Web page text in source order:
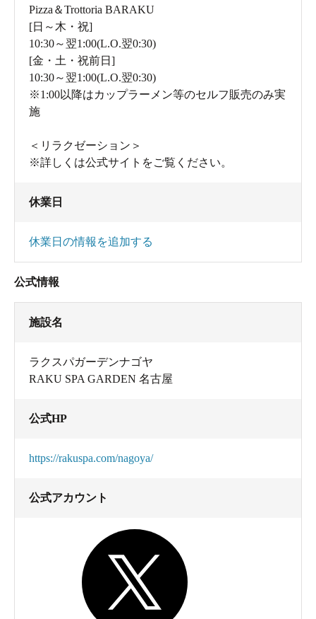
洗い場も広々でした
んと12種類もあります！
ジェットバスや電気の湯、その時々で内容が変わる日替
血行促進や疲労回復を促してくれる、私の好きな炭酸の
まずは内湯から
Pizza＆Trottoria BARAKU
[日～木・祝]
10:30～翌1:00(L.O.翌0:30)
[金・土・祝前日]
10:30～翌1:00(L.O.翌0:30)
※1:00以降はカップラーメン等のセルフ販売のみ実
施
＜リラクゼーション＞
※詳しくは公式サイトをご覧ください。
休業日
休業日の情報を追加する
公式情報
施設名
ラクスパガーデンナゴヤ
RAKU SPA GARDEN 名古屋
公式HP
https://rakuspa.com/nagoya/
公式アカウント